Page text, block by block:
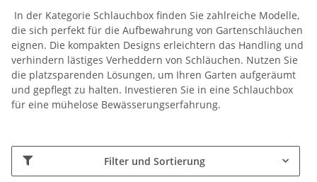
In der Kategorie Schlauchbox finden Sie zahlreiche Modelle,
die sich perfekt für die Aufbewahrung von Gartenschläuchen
eignen. Die kompakten Designs erleichtern das Handling und
verhindern lästiges Verheddern von Schläuchen. Nutzen Sie
die platzsparenden Lösungen, um Ihren Garten aufgeräumt
und gepflegt zu halten. Investieren Sie in eine Schlauchbox
für eine mühelose Bewässerungserfahrung.
Filter und Sortierung